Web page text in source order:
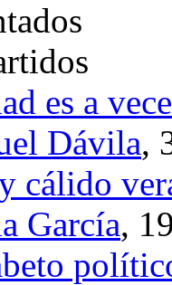
es a
Dávila,
cálido
García,